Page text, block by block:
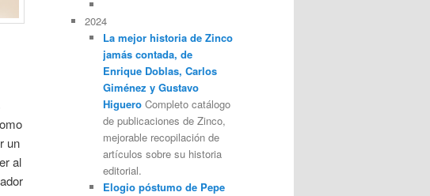
un
al
2024
La mejor historia de Zinco
jamás contada, de
Enrique Doblas, Carlos
Giménez y Gustavo
HigueroCompleto catálogo
de publicaciones de Zinco,
mejorable recopilación de
artículos sobre su historia
editorial.
Elogio póstumo de Pepe